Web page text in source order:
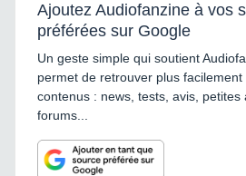
Ajoutez Audiofanzine à vos
préférées sur Google
Un geste simple qui soutient
permet de retrouver plus facilement
contenus : news, tests, avis, petites
forums...